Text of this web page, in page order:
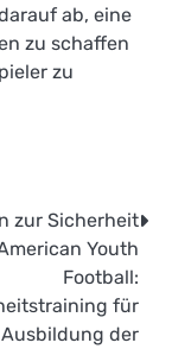
ab, eine
zu schaffen
zu
zur Sicherheit
Youth
Football:
für
Ausbildung der